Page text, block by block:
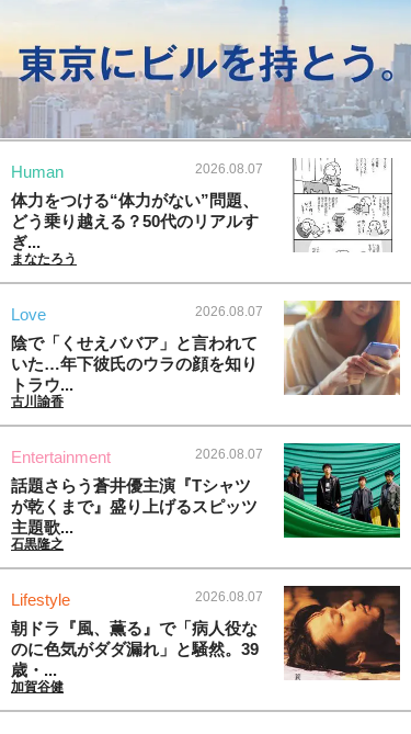
Human 2026.08.07
体力をつける“体力がない”問題、
どう乗り越える？50代のリアルす
ぎ...
まなたろう
Love 2026.08.07
陰で「くせえババア」と言われて
いた…年下彼氏のウラの顔を知り
トラウ...
古川諭香
Entertainment 2026.08.07
話題さらう蒼井優主演『Tシャツ
が乾くまで』盛り上げるスピッツ
主題歌...
石黒隆之
Lifestyle 2026.08.07
朝ドラ『風、薫る』で「病人役な
のに色気がダダ漏れ」と騒然。39
歳・...
加賀谷健